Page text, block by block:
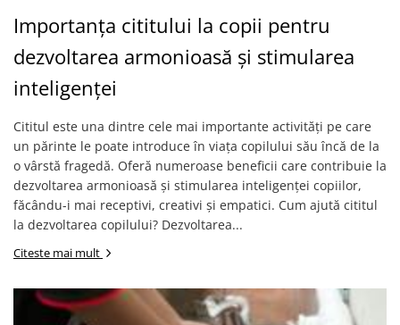
Importanța cititului la copii pentru
dezvoltarea armonioasă și stimularea
inteligenței
Cititul este una dintre cele mai importante activități pe care
un părinte le poate introduce în viața copilului său încă de la
o vârstă fragedă. Oferă numeroase beneficii care contribuie la
dezvoltarea armonioasă și stimularea inteligenței copiilor,
făcându-i mai receptivi, creativi și empatici. Cum ajută cititul
la dezvoltarea copilului? Dezvoltarea...
Citeste mai mult